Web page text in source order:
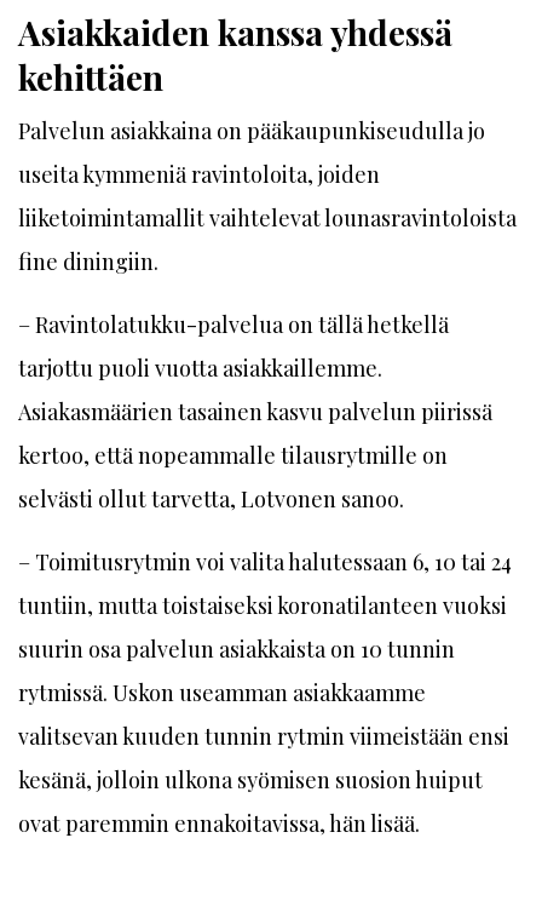
Asiakkaiden kanssa yhdessä
kehittäen
Palvelun asiakkaina on pääkaupunkiseudulla jo
useita kymmeniä ravintoloita, joiden
liiketoimintamallit vaihtelevat lounasravintoloista
fine diningiin.
– Ravintolatukku-palvelua on tällä hetkellä
tarjottu puoli vuotta asiakkaillemme.
Asiakasmäärien tasainen kasvu palvelun piirissä
kertoo, että nopeammalle tilausrytmille on
selvästi ollut tarvetta, Lotvonen sanoo.
– Toimitusrytmin voi valita halutessaan 6, 10 tai 24
tuntiin, mutta toistaiseksi koronatilanteen vuoksi
suurin osa palvelun asiakkaista on 10 tunnin
rytmissä. Uskon useamman asiakkaamme
valitsevan kuuden tunnin rytmin viimeistään ensi
kesänä, jolloin ulkona syömisen suosion huiput
ovat paremmin ennakoitavissa, hän lisää.